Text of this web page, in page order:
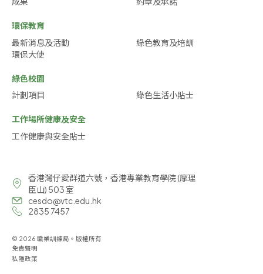
環保教育
最新消息及活動
綠色教育及培訓
環保大使
綠色校園
計劃項目
綠色生活小貼士
工作場所健康及安全
工作健康與安全貼士
香港灣仔愛群道六號，香港專業教育學院 (摩理
臣山) 503 室
cesdo@vtc.edu.hk
2835 7457
© 2026 職業訓練局。版權所有
免責聲明
私隱政策